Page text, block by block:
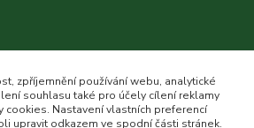
zpříjemnění používání webu, analytické
souhlasu také pro účely cílení reklamy
cookies. Nastavení vlastních preferencí
upravit odkazem ve spodní části stránek.